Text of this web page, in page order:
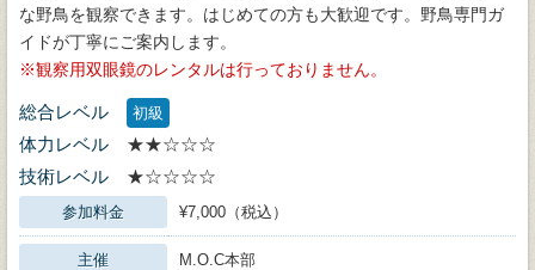
な野鳥を観察できます。はじめての方も大歓迎です。野鳥専門ガ
イドが丁寧にご案内します。
観察用双眼鏡のレンタルは行っておりません。
総合レベル 初級
体力レベル
★★☆☆☆
技術レベル
★☆☆☆☆
参加料金 ¥7,000（税込）
主催 M.O.C本部